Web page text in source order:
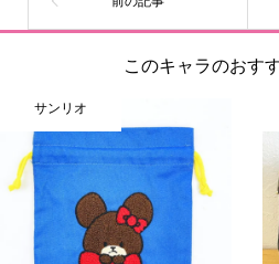
このキャラのおす
サンリオ